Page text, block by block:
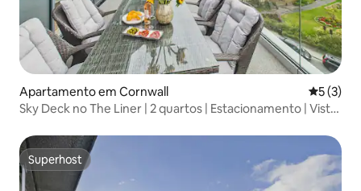
Apartamento em Cornwall
5 (3)
Sky Deck no The Liner | 2 quartos | Estacionamento | Vista
Superhost
Superhost